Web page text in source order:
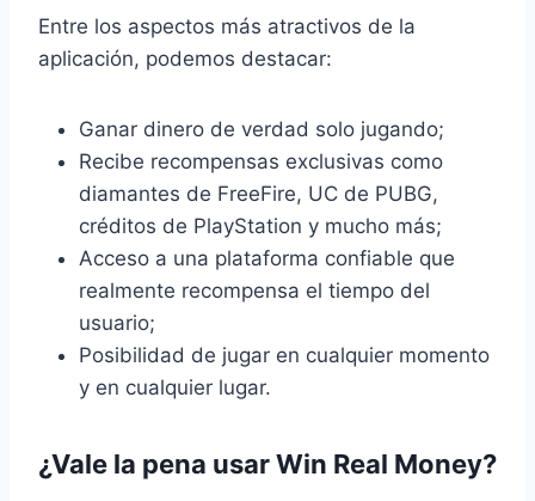
Entre los aspectos más atractivos de la
aplicación, podemos destacar:
Ganar dinero de verdad solo jugando;
Recibe recompensas exclusivas como
diamantes de FreeFire, UC de PUBG,
créditos de PlayStation y mucho más;
Acceso a una plataforma confiable que
realmente recompensa el tiempo del
usuario;
Posibilidad de jugar en cualquier momento
y en cualquier lugar.
¿Vale la pena usar Win Real Money?